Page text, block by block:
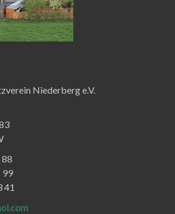
Niederberg e.V.
88
99
41